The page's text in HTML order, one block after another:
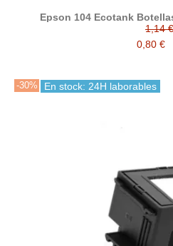
Epson 104 Ecotank
1,14 €
0,80 €
-30% En stock: 24H laborables